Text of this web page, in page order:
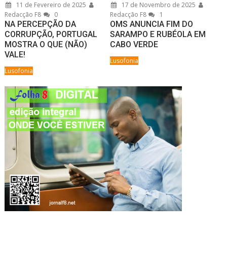
11 de Fevereiro de 2025
Redacção F8
0
NA PERCEPÇÃO DA
CORRUPÇÃO, PORTUGAL
MOSTRA O QUE (NÃO)
VALE!
Lusofonia
17 de Novembro de 2025
Redacção F8
1
OMS ANUNCIA FIM DO
SARAMPO E RUBÉOLA EM
CABO VERDE
Lusofonia